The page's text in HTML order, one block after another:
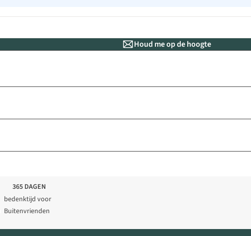
Houd me op de hoogte
365 DAGEN
bedenktijd voor
Buitenvrienden